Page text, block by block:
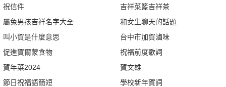
祝信件
屬兔男孩吉祥名字大全
叫小賀是什麼意思
促進賀爾蒙食物
賀年菜2024
節日祝福語簡短
吉祥菜籃吉祥茶
和女生聊天的話題
台中市加賀滷味
祝福前度歌詞
賀文雄
學校新年賀詞